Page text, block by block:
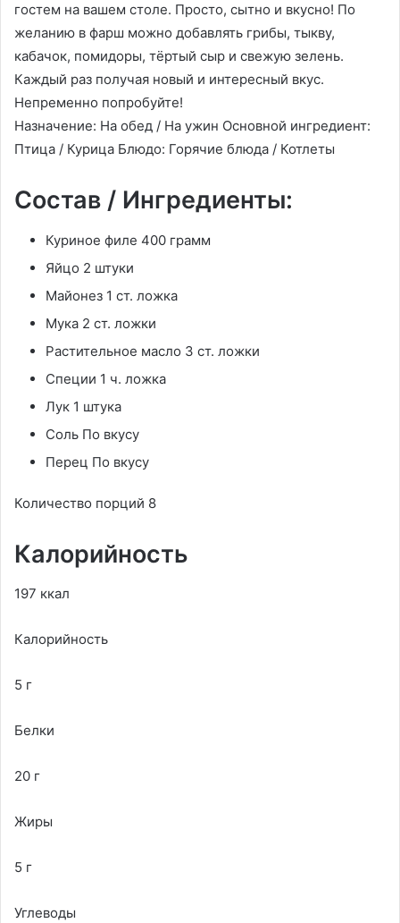
гостем на вашем столе. Просто, сытно и вкусно! По
желанию в фарш можно добавлять грибы, тыкву,
кабачок, помидоры, тёртый сыр и свежую зелень.
Каждый раз получая новый и интересный вкус.
Непременно попробуйте!
Назначение: На обед / На ужин Основной ингредиент:
Птица / Курица Блюдо: Горячие блюда / Котлеты
Состав / Ингредиенты:
Куриное филе 400 грамм
Яйцо 2 штуки
Майонез 1 ст. ложка
Мука 2 ст. ложки
Растительное масло 3 ст. ложки
Специи 1 ч. ложка
Лук 1 штука
Соль По вкусу
Перец По вкусу
Количество порций 8
Калорийность
197 ккал
Калорийность
5 г
Белки
20 г
Жиры
5 г
Углеводы